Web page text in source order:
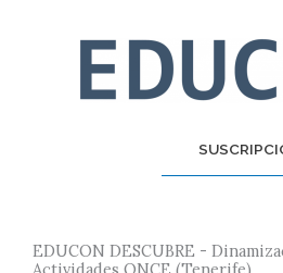
EDUCON DESCUBRE -